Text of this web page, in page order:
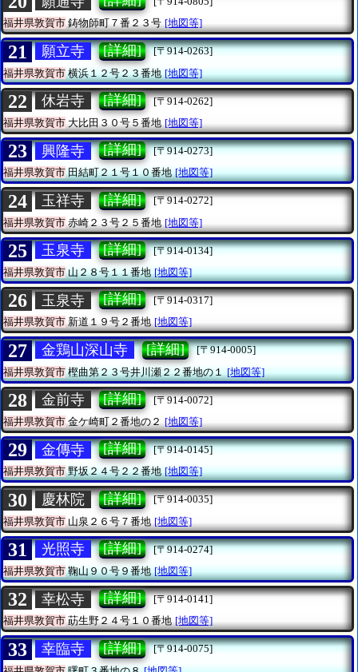
福井県敦賀市鋳物師町７番２３号 [地図等]
21 願立寺 [詳細]
[〒914-0263]
福井県敦賀市横浜１２号２３番地 [地図等]
22 休岩寺 [詳細]
[〒914-0262]
福井県敦賀市 大比田３０号５番地 [地図等]
23 興隆寺 [詳細]
[〒914-0273]
福井県敦賀市田結町２１号１０番地 [地図等]
24 玉祥寺 [詳細]
[〒914-0272]
福井県敦賀市 赤崎２３号２５番地 [地図等]
25 玉泉寺 [詳細]
[〒914-0134]
福井県敦賀市山２８号１１番地 [地図等]
26 玉泉寺 [詳細]
[〒914-0317]
福井県敦賀市新道１９号２番地 [地図等]
27 金鶏山深山寺 [詳細]
[〒914-0005]
福井県敦賀市樫曲第２３号井川瀬２２番地の１ [地図等]
28 金前寺 [詳細]
[〒914-0072]
福井県敦賀市 金ケ崎町２番地の２ [地図等]
29 金傳寺 [詳細]
[〒914-0145]
福井県敦賀市野坂２４号２２番地 [地図等]
30 慶林院 [詳細]
[〒914-0035]
福井県敦賀市 山泉２６号７番地 [地図等]
31 光照寺 [詳細]
[〒914-0274]
福井県敦賀市鞠山９０号９番地 [地図等]
32 幸松寺 [詳細]
[〒914-0141]
福井県敦賀市莇生野２４号１０番地 [地図等]
33 幸臨寺 [詳細]
[〒914-0075]